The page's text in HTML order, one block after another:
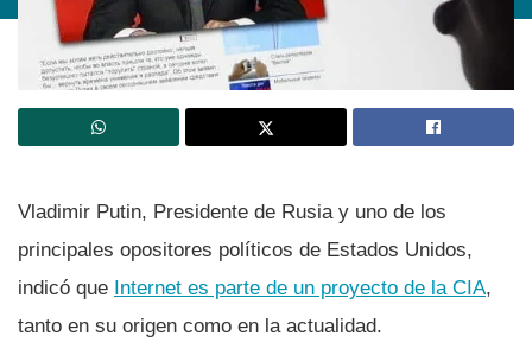
Vladimir Putin, Presidente de Rusia y uno de los
principales opositores polí­ticos de Estados Unidos,
indicó que Internet es parte de un proyecto de la CIA,
tanto en su origen como en la actualidad.